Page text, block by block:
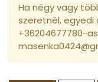
Ha négy vagy
szeretnél, egyedi
+36204677780-